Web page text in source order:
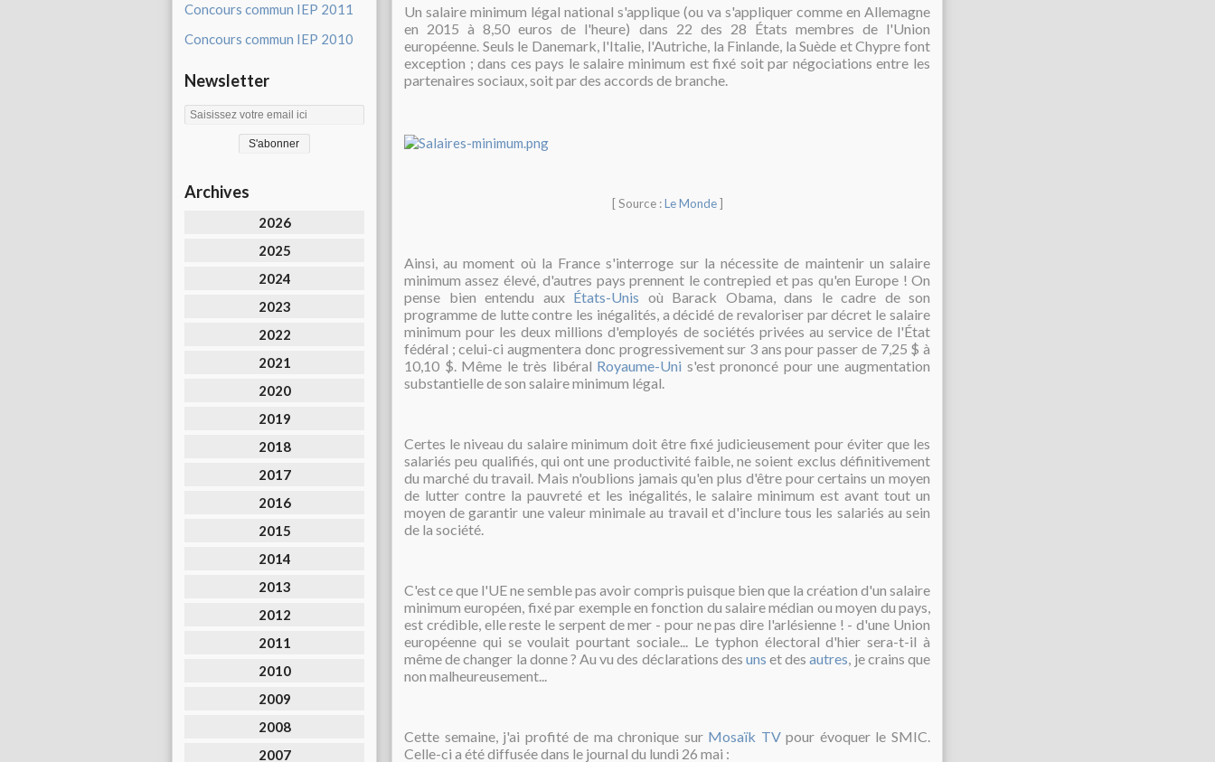
Concours commun IEP 2011
Concours commun IEP 2010
Newsletter
Archives
2026
2025
2024
2023
2022
2021
2020
2019
2018
2017
2016
2015
2014
2013
2012
2011
2010
2009
2008
2007
Un salaire minimum légal national s'applique (ou va s'appliquer comme en Allemagne
en 2015 à 8,50 euros de l'heure) dans 22 des 28 États membres de l'Union
européenne. Seuls le Danemark, l'Italie, l'Autriche, la Finlande, la Suède et Chypre font
exception ; dans ces pays le salaire minimum est fixé soit par négociations entre les
partenaires sociaux, soit par des accords de branche.
[ Source :Le Monde]
Ainsi, au moment où la France s'interroge sur la nécessite de maintenir un salaire
minimum assez élevé, d'autres pays prennent le contrepied et pas qu'en Europe ! On
pense bien entendu aux États-Unis où Barack Obama, dans le cadre de son
programme de lutte contre les inégalités, a décidé de revaloriser par décret le salaire
minimum pour les deux millions d'employés de sociétés privées au service de l'État
fédéral ; celui-ci augmentera donc progressivement sur 3 ans pour passer de 7,25 $ à
10,10 $. Même le très libéral Royaume-Uni s'est prononcé pour une augmentation
substantielle de son salaire minimum légal.
Certes le niveau du salaire minimum doit être fixé judicieusement pour éviter que les
salariés peu qualifiés, qui ont une productivité faible, ne soient exclus définitivement
du marché du travail. Mais n'oublions jamais qu'en plus d'être pour certains un moyen
de lutter contre la pauvreté et les inégalités, le salaire minimum est avant tout un
moyen de garantir une valeur minimale au travail et d'inclure tous les salariés au sein
de la société.
C'est ce que l'UE ne semble pas avoir compris puisque bien que la création d'un salaire
minimum européen, fixé par exemple en fonction du salaire médian ou moyen du pays,
est crédible, elle reste le serpent de mer - pour ne pas dire l'arlésienne ! - d'une Union
européenne qui se voulait pourtant sociale... Le typhon électoral d'hier sera-t-il à
même de changer la donne ? Au vu des déclarations des uns et desautres , je crains que
non malheureusement...
Cette semaine, j'ai profité de ma chronique sur Mosaïk TVpour évoquer le SMIC.
Celle-ci a été diffusée dans le journal du lundi 26 mai :